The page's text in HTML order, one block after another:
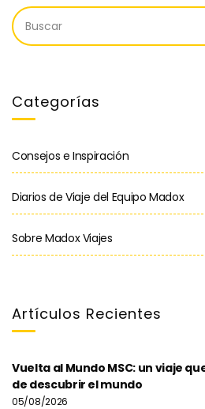
Categorías
Consejos e Inspiración
Diarios de Viaje del Equipo Madox
Sobre Madox Viajes
Artículos Recientes
Vuelta al Mundo MSC: un viaje
de descubrir el mundo
05/08/2026